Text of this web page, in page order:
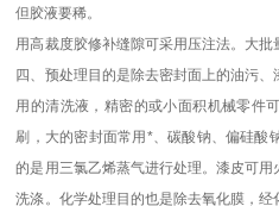
但胶液要稀。
用高裁度胶修补缝隙可采用压注法。大批
四、预处理目的是除去密封面上的油污
用的清洗液，精密的或小面积机械零件
刷，大的密封面常用*、碳酸钠、偏硅酸
的是用三氯乙烯蒸气进行处理。漆皮可
洗涤。化学处理目的也是除去氧化膜，